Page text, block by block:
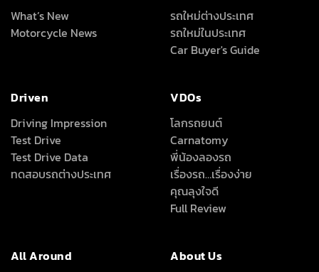
What’s New
Motorcycle News
รถใหม่ต่างประเทศ
รถใหม่ในประเทศ
Car Buyer's Guide
Driven
Driving Impression
Test Drive
Test Drive Data
ทดสอบรถต่างประเทศ
VDOs
โลกรถยนต์
Carnatomy
พี่น้องลองรถ
เรื่องรถ…เรื่องง่าย
คุณลุงใจดี
Full Review
All Around
About Us